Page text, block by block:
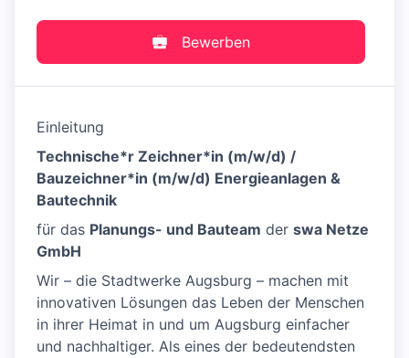
Bewerben
Einleitung
Technische*r Zeichner*in (m/w/d) /
Bauzeichner*in (m/w/d) Energieanlagen &
Bautechnik
für das Planungs- und Bauteam der swa Netze
GmbH
Wir – die Stadtwerke Augsburg – machen mit
innovativen Lösungen das Leben der Menschen
in ihrer Heimat in und um Augsburg einfacher
und nachhaltiger. Als eines der bedeutendsten